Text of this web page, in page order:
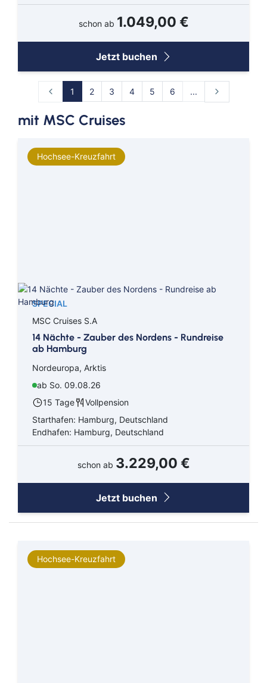
schon ab 1.049,00 €
Jetzt buchen
1 2 3 4 5 6 ...
mit MSC Cruises
Hochsee-Kreuzfahrt
SPECIAL
MSC Cruises S.A
14 Nächte - Zauber des Nordens - Rundreise
ab Hamburg
Nordeuropa, Arktis
ab So. 09.08.26
15 Tage
Vollpension
Starthafen: Hamburg, Deutschland
Endhafen: Hamburg, Deutschland
schon ab 3.229,00 €
Jetzt buchen
Hochsee-Kreuzfahrt